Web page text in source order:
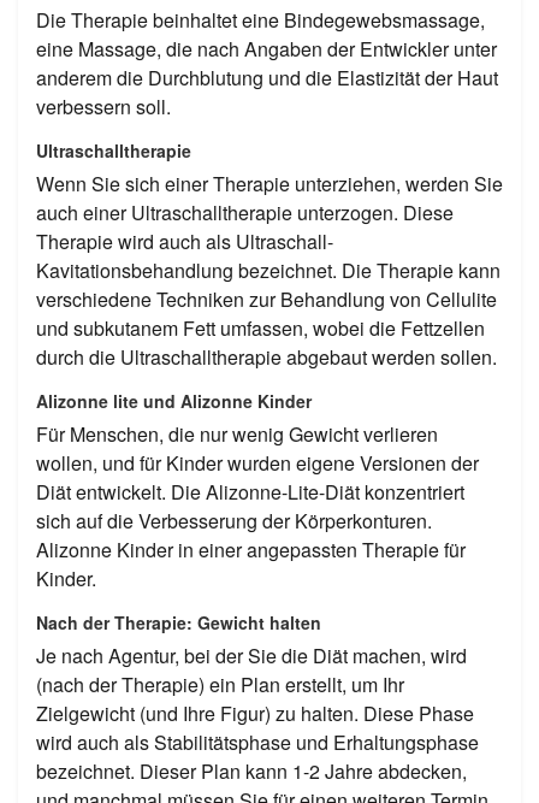
Die Therapie beinhaltet eine Bindegewebsmassage,
eine Massage, die nach Angaben der Entwickler unter
anderem die Durchblutung und die Elastizität der Haut
verbessern soll.
Ultraschalltherapie
Wenn Sie sich einer Therapie unterziehen, werden Sie
auch einer Ultraschalltherapie unterzogen. Diese
Therapie wird auch als Ultraschall-
Kavitationsbehandlung bezeichnet. Die Therapie kann
verschiedene Techniken zur Behandlung von Cellulite
und subkutanem Fett umfassen, wobei die Fettzellen
durch die Ultraschalltherapie abgebaut werden sollen.
Alizonne lite und Alizonne Kinder
Für Menschen, die nur wenig Gewicht verlieren
wollen, und für Kinder wurden eigene Versionen der
Diät entwickelt. Die Alizonne-Lite-Diät konzentriert
sich auf die Verbesserung der Körperkonturen.
Alizonne Kinder in einer angepassten Therapie für
Kinder.
Nach der Therapie: Gewicht halten
Je nach Agentur, bei der Sie die Diät machen, wird
(nach der Therapie) ein Plan erstellt, um Ihr
Zielgewicht (und Ihre Figur) zu halten. Diese Phase
wird auch als Stabilitätsphase und Erhaltungsphase
bezeichnet. Dieser Plan kann 1-2 Jahre abdecken,